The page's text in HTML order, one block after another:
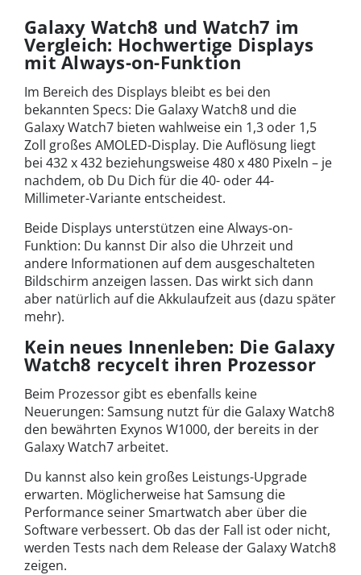
Galaxy Watch8 und Watch7 im
Vergleich: Hochwertige Displays
mit Always-on-Funktion
Im Bereich des Displays bleibt es bei den
bekannten Specs: Die Galaxy Watch8 und die
Galaxy Watch7 bieten wahlweise ein 1,3 oder 1,5
Zoll großes AMOLED-Display. Die Auflösung liegt
bei 432 x 432 beziehungsweise 480 x 480 Pixeln – je
nachdem, ob Du Dich für die 40- oder 44-
Millimeter-Variante entscheidest.
Beide Displays unterstützen eine Always-on-
Funktion: Du kannst Dir also die Uhrzeit und
andere Informationen auf dem ausgeschalteten
Bildschirm anzeigen lassen. Das wirkt sich dann
aber natürlich auf die Akkulaufzeit aus (dazu später
mehr).
Kein neues Innenleben: Die Galaxy
Watch8 recycelt ihren Prozessor
Beim Prozessor gibt es ebenfalls keine
Neuerungen: Samsung nutzt für die Galaxy Watch8
den bewährten Exynos W1000, der bereits in der
Galaxy Watch7 arbeitet.
Du kannst also kein großes Leistungs-Upgrade
erwarten. Möglicherweise hat Samsung die
Performance seiner Smartwatch aber über die
Software verbessert. Ob das der Fall ist oder nicht,
werden Tests nach dem Release der Galaxy Watch8
zeigen.